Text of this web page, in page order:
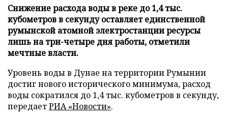
Снижение расхода воды в реке до 1,4 тыс.
кубометров в секунду оставляет единственной
румынской атомной электростанции ресурсы
лишь на три-четыре дня работы, отметили
мечтные власти.
Уровень воды в Дунае на территории Румынии
достиг нового исторического минимума, расход
воды сократился до 1,4 тыс. кубометров в секунду,
передаетРИА «Новости».